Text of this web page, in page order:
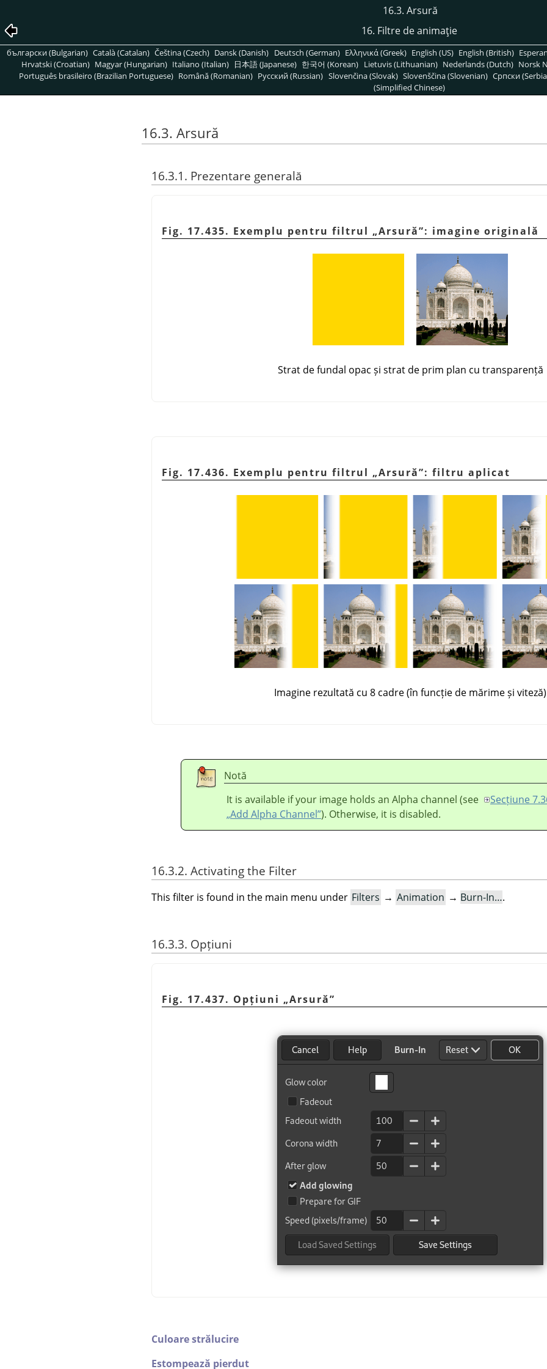
16.3. Arsură
16. Filtre de animaţie
български (Bulgarian) Català (Catalan) Čeština (Czech) Dansk (Danish) Deutsch (German) Ελληνικά (Greek) English (US) English (British)
Hrvatski (Croatian) Magyar (Hungarian) Italiano (Italian) 日本語 (Japanese) 한국어 (Korean) Lietuvis (Lithuanian) Nederlands (Dutch) Norsk
Português brasileiro (Brazilian Portuguese) Română (Romanian) Pусский (Russian) Slovenčina (Slovak) Slovenščina (Slovenian) Српски
(Simplified Chinese)
16.3. Arsură
16.3.1. Prezentare generală
Fig. 17.435. Exemplu pentru filtrul „Arsură”: imagine originală
Strat de fundal opac și strat de prim plan cu transparență
Fig. 17.436. Exemplu pentru filtrul „Arsură”: filtru aplicat
Imagine rezultată cu 8 cadre (în funcție de mărime și viteză)
Notă
It is available if your image holds an Alpha channel (see
Secțiune
„Add Alpha Channel”). Otherwise, it is disabled.
16.3.2. Activating the Filter
This filter is found in the main menu under Filters → Animation → Burn-In….
16.3.3. Opțiuni
Fig. 17.437. Opțiuni „Arsură”
Culoare strălucire
Estompează pierdut